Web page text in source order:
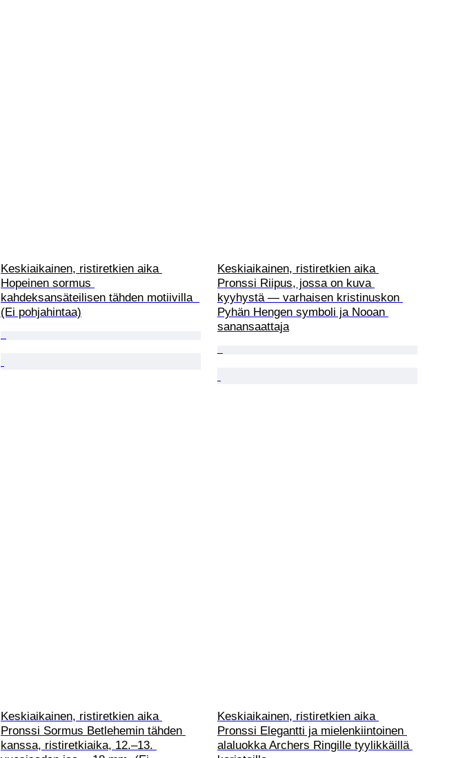
Keskiaikainen, ristiretkien aika
Hopeinen sormus
kahdeksansäteilisen tähden motiivilla
(Ei pohjahintaa)
Keskiaikainen, ristiretkien aika
Pronssi Riipus, jossa on kuva
kyyhystä — varhaisen kristinuskon
Pyhän Hengen symboli ja Nooan
sanansaattaja
Keskiaikainen, ristiretkien aika
Pronssi Sormus Betlehemin tähden
kanssa, ristiretkiaika, 12.–13.
Keskiaikainen, ristiretkien aika
Pronssi Elegantti ja mielenkiintoinen
alaluokka Archers Ringille tyylikkäillä